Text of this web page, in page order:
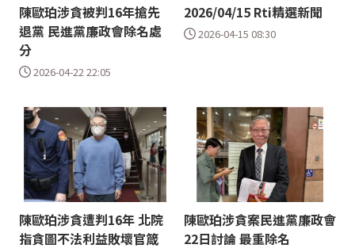
陳歐珀涉貪被判16年搶先
退黨 民進黨廉政會除名處
分
2026-04-22 22:05
2026/04/15 Rti精選新聞
2026-04-15 08:30
陳歐珀涉貪遭判16年 北院
指貪圖不法利益敗壞官箴
陳歐珀涉貪案民進黨廉政會
22日討論 最重除名